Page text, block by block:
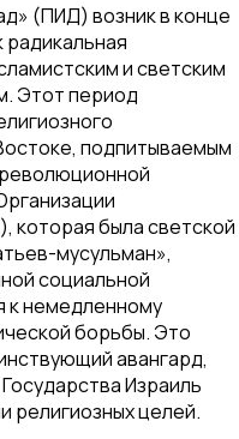
(ПИД) возник в конце
радикальная
и светским
Этот период
подпитываемым
была светской
мусульман»,
социальной
к немедленному
борьбы. Это
авангард,
Израиль
религиозных целей.